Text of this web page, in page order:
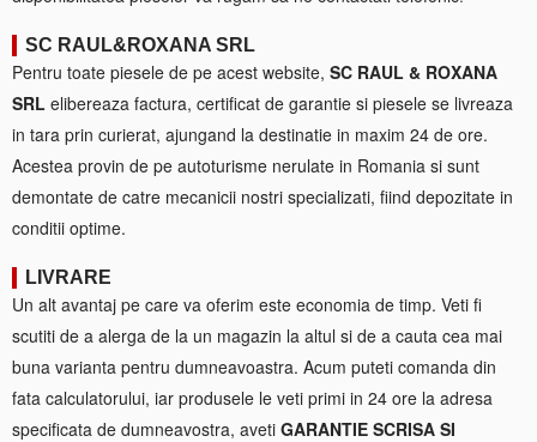
SC RAUL&ROXANA SRL
Pentru toate piesele de pe acest website, SC RAUL & ROXANA
SRL elibereaza factura, certificat de garantie si piesele se livreaza
in tara prin curierat, ajungand la destinatie in maxim 24 de ore.
Acestea provin de pe autoturisme nerulate in Romania si sunt
demontate de catre mecanicii nostri specializati, fiind depozitate in
conditii optime.
LIVRARE
Un alt avantaj pe care va oferim este economia de timp. Veti fi
scutiti de a alerga de la un magazin la altul si de a cauta cea mai
buna varianta pentru dumneavoastra. Acum puteti comanda din
fata calculatorului, iar produsele le veti primi in 24 ore la adresa
specificata de dumneavostra, aveti GARANTIE SCRISA SI